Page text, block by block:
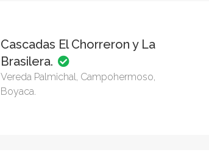
Cascadas El Chorreron y La
Brasilera.
Vereda Palmichal, Campohermoso,
Boyaca.